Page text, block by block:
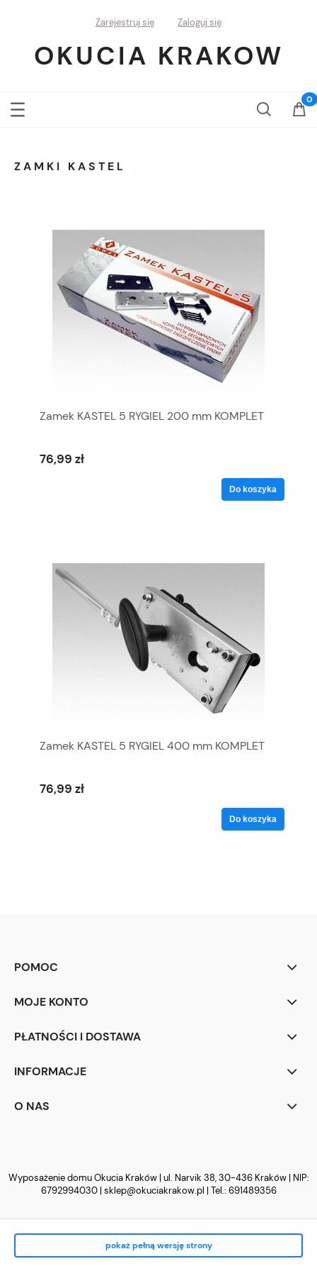
Zarejestruj się Zaloguj się
OKUCIA KRAKOW
ZAMKI KASTEL
Zamek KASTEL 5 RYGIEL 200 mm KOMPLET
76,99 zł
Do koszyka
Zamek KASTEL 5 RYGIEL 400 mm KOMPLET
76,99 zł
Do koszyka
POMOC
MOJE KONTO
PŁATNOŚCI I DOSTAWA
INFORMACJE
O NAS
Wyposażenie domu Okucia Kraków | ul. Narvik 38, 30-436 Kraków | NIP:
6792994030 | sklep@okuciakrakow.pl | Tel.: 691489356
pokaż pełną wersję strony